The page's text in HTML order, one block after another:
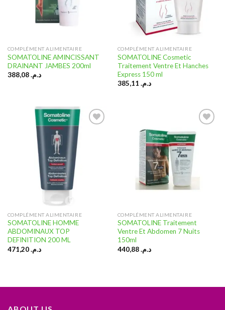
COMPLÉMENT ALIMENTAIRE
SOMATOLINE AMINCISSANT
DRAINANT JAMBES 200ml
د.م.388,08
COMPLÉMENT ALIMENTAIRE
SOMATOLINE Cosmetic
Traitement Ventre Et Hanches
Express 150 ml
د.م.
COMPLÉMENT ALIMENTAIRE
SOMATOLINE HOMME
ABDOMINAUX TOP
DEFINITION 200 ML
د.م.471,20
Ajouter
COMPLÉMENT ALIMENTAIRE
SOMATOLINE Traitement
Ventre Et Abdomen 7 Nuits
150ml
د.م.440,88